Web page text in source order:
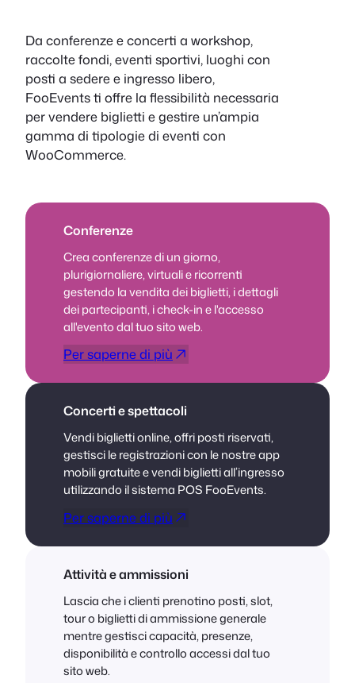
Da conferenze e concerti a workshop,
raccolte fondi, eventi sportivi, luoghi con
posti a sedere e ingresso libero,
FooEvents ti offre la flessibilità necessaria
per vendere biglietti e gestire un’ampia
gamma di tipologie di eventi con
WooCommerce.
Conferenze
Crea conferenze di un giorno,
plurigiornaliere, virtuali e ricorrenti
gestendo la vendita dei biglietti, i dettagli
dei partecipanti, i check-in e l'accesso
all'evento dal tuo sito web.
Per saperne di più
Concerti e spettacoli
Vendi biglietti online, offri posti riservati,
gestisci le registrazioni con le nostre app
mobili gratuite e vendi biglietti all’ingresso
utilizzando il sistema POS FooEvents.
Per saperne di più
Attività e ammissioni
Lascia che i clienti prenotino posti, slot,
tour o biglietti di ammissione generale
mentre gestisci capacità, presenze,
disponibilità e controllo accessi dal tuo
sito web.